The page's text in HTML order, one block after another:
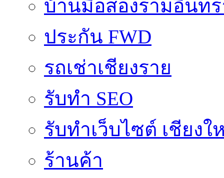
บ้านมือสองรามอินท
ประกัน FWD
รถเช่าเชียงราย
รับทำ SEO
รับทำเว็บไซต์ เชียงใ
ร้านค้า